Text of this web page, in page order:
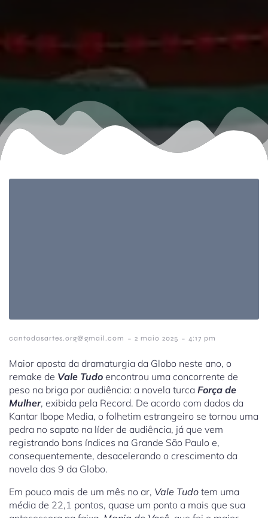
cantodasartes.org@gmail.com - 2 maio 2025 - 4:17 pm
Maior aposta da dramaturgia da Globo neste ano, o
remake de Vale Tudo encontrou uma concorrente de
peso na briga por audiência: a novela turca Força de
Mulher, exibida pela Record. De acordo com dados da
Kantar Ibope Media, o folhetim estrangeiro se tornou uma
pedra no sapato na líder de audiência, já que vem
registrando bons índices na Grande São Paulo e,
consequentemente, desacelerando o crescimento da
novela das 9 da Globo.
Em pouco mais de um mês no ar, Vale Tudo tem uma
média de 22,1 pontos, quase um ponto a mais que sua